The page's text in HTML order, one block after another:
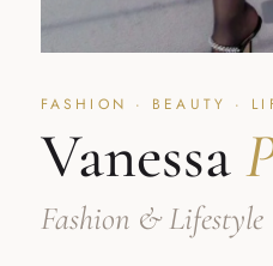
FASHION · BEAUTY ·
Vanessa
Fashion & Lifestyle